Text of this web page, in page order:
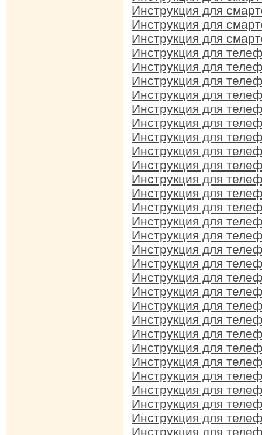
Инструкция для
Инструкция для
Инструкция для
Инструкция для
Инструкция для
Инструкция для
Инструкция для
Инструкция для
Инструкция для
Инструкция для
Инструкция для
Инструкция для
Инструкция для
Инструкция для
Инструкция для
Инструкция для
Инструкция для
Инструкция для
Инструкция для
Инструкция для
Инструкция для
Инструкция для
Инструкция для
Инструкция для
Инструкция для
Инструкция для
Инструкция для
Инструкция для
Инструкция для
Инструкция для
Инструкция для